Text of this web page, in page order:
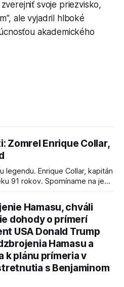
svoje priezvisko,
ale vyjadril hlboké
akademického
Zomrel Enrique Collar,
legendu. Enrique Collar, kapitán
91 rokov. Spomíname na jeho
Hamasu, chváli
dohody o prímerí
USA Donald Trump
Hamasu a
k plánu prímeria v
s Benjaminom